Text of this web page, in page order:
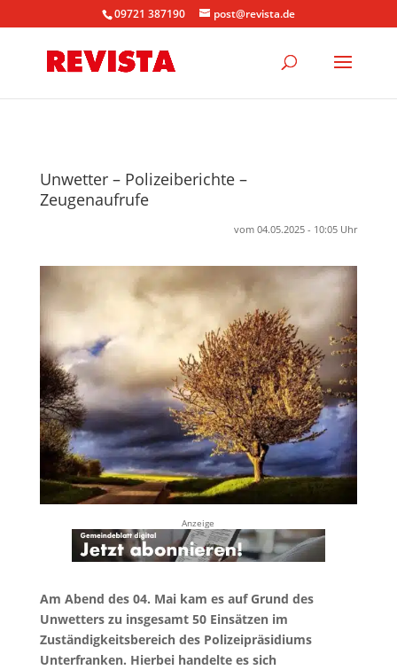
09721 387190 post@revista.de
Unwetter – Polizeiberichte –
Zeugenaufrufe
vom 04.05.2025 - 10:05 Uhr
Anzeige
Am Abend des 04. Mai kam es auf Grund des
Unwetters zu insgesamt 50 Einsätzen im
Zuständigkeitsbereich des Polizeipräsidiums
Unterfranken. Hierbei handelte es sich